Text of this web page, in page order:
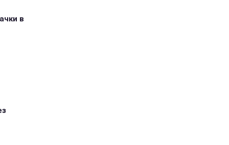
в